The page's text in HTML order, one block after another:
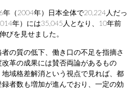
（2004年）日本全体で20,224人だっ
年）には35,045人となり、10年前
びを見せました。
の質の低下、働き口の不足を指摘さ
革の成果には賛否両論があるもの
域格差解消という視点で見れば、都
者数も増加が進んでおり、一定の効